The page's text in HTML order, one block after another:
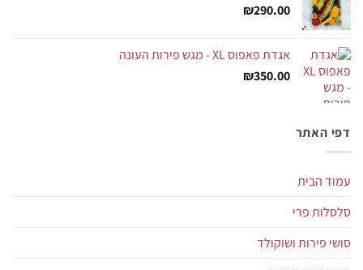
₪290.00
אגדת פאפוס XL - מגש פירות העונה
₪350.00
דפי האתר
עמוד הבית
סלסלות פרי
סושי פירות ושוקולד